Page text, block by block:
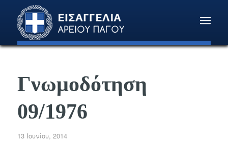
Γνωμοδότηση
09/1976
13 Ιουνίου, 2014